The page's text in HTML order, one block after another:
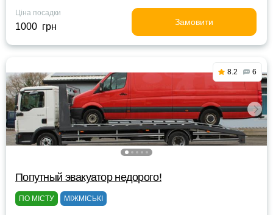
Ціна посадки
1000 грн Замовити
8.2 6
Попутный эвакуатор недорого!
ПО МІСТУ МІЖМІСЬКІ